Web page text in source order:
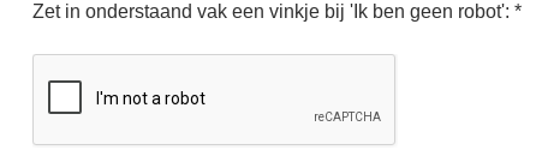
Zet in onderstaand vak een vinkje bij 'Ik ben geen robot': *